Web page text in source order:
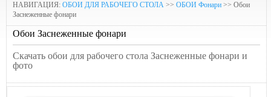
НАВИГАЦИЯ: ОБОИ ДЛЯ РАБОЧЕГО СТОЛА >> ОБОИ Фонари >> Обои
Заснеженные фонари
Обои Заснеженные фонари
Скачать обои для рабочего стола Заснеженные фонари и
фото